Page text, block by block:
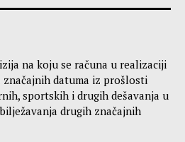
na koju se računa u realizaciji
datuma iz prošlosti
sportskih i drugih dešavanja u
drugih značajnih